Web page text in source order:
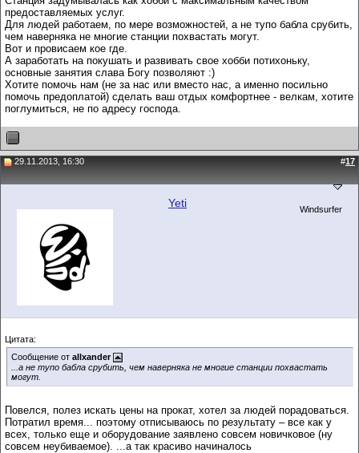
предоставляемых услуг.
Для людей работаем, по мере возможностей, а не тупо бабла срубить,
чем наверняка не многие станции похвастать могут.
Вот и провисаем кое где.
А заработать на покушать и развивать свое хобби потихоньку,
основные занятия слава Богу позволяют :)
Хотите помочь нам (не за нас или вместо нас, а именно посильно
помочь предоплатой) сделать ваш отдых комфортнее - велкам, хотите
поглумиться, не по адресу господа.
29.11.2013, 16:30 #17
Yeti Windsurfer
Цитата:
Сообщение от allxander
...а не тупо бабла срубить, чем наверняка не многие станции похвастать
могут.
Повелся, полез искать цены на прокат, хотел за людей порадоваться.
Потратил время... поэтому отписываюсь по результату – все как у
всех, только еще и оборудование заявлено совсем новичковое (ну
совсем неубиваемое). ...а так красиво начиналось